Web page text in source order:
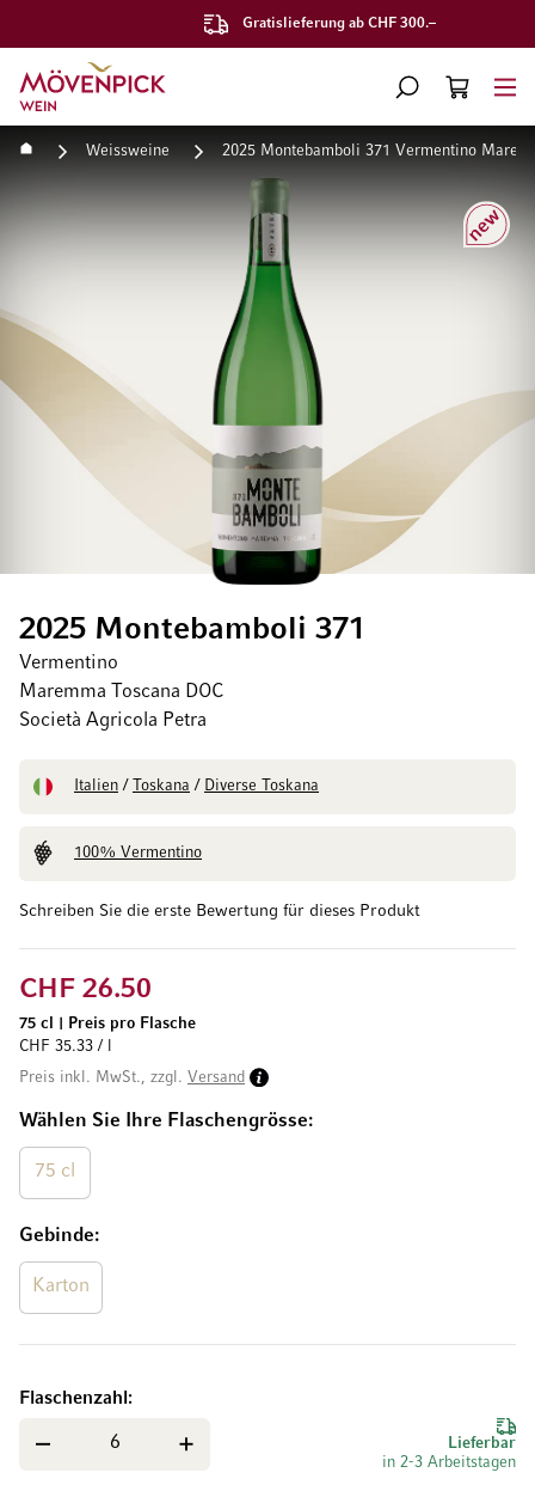
Gratislieferung ab CHF 300.–
Zur Startseite
SUCHE
WARENKORB
Startseite Weissweine 2025 Montebamboli 371 Vermentino
Schreiben Sie die erste Bewertung für dieses Produkt
Neu
2025 Montebamboli 371
Vermentino
Maremma Toscana DOC
Società Agricola Petra
Italien / Toskana / Diverse Toskana
100% Vermentino
Wählen Sie Ihre Flaschengrösse
75 cl
Gebinde
Karton
CHF 26.50
75 cl
Preis pro Flasche
CHF 35.33 / l
Preis inkl. MwSt., zzgl. Versand
Lieferbar
in 2-3 Arbeitstagen
Flaschenzahl
Zum Ende der Bildgalerie springen